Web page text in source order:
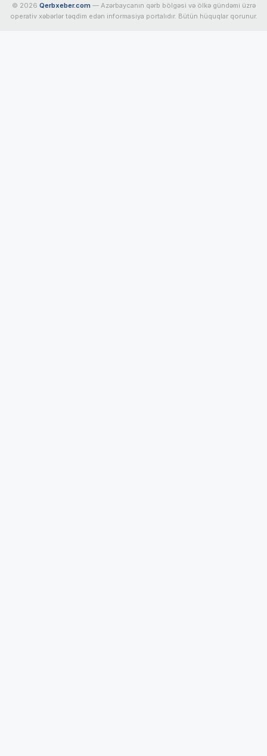
© 2026 Qerbxeber.com — Azərbaycanın qərb bölgəsi və ölkə gündəmi üzrə
operativ xəbərlər təqdim edən informasiya portalıdır. Bütün hüquqlar qorunur.